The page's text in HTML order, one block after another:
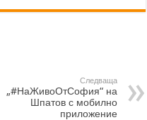
Следваща
„#НаЖивоОтСофия“ на
Шпатов с мобилно
приложение